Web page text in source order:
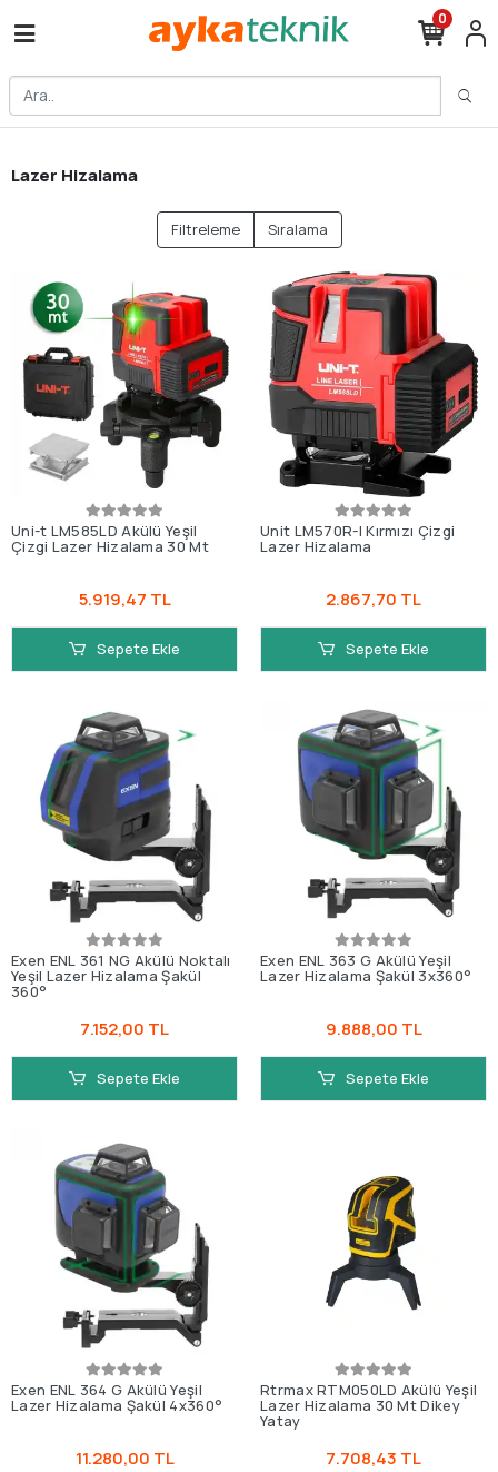
0
Lazer Hizalama
Filtreleme Sıralama
Uni-t LM585LD Akülü Yeşil
Çizgi Lazer Hizalama 30 Mt
5.919,47 TL
Sepete Ekle
Unit LM570R-I Kırmızı Çizgi
Lazer Hizalama
2.867,70 TL
Sepete Ekle
Exen ENL 361 NG Akülü Noktalı
Yeşil Lazer Hizalama Şakül
360°
7.152,00 TL
Sepete Ekle
Exen ENL 363 G Akülü Yeşil
Lazer Hizalama Şakül 3x360°
9.888,00 TL
Sepete Ekle
Exen ENL 364 G Akülü Yeşil
Lazer Hizalama Şakül 4x360°
11.280,00 TL
Rtrmax RTM050LD Akülü Yeşil
Lazer Hizalama 30 Mt Dikey
Yatay
7.708,43 TL